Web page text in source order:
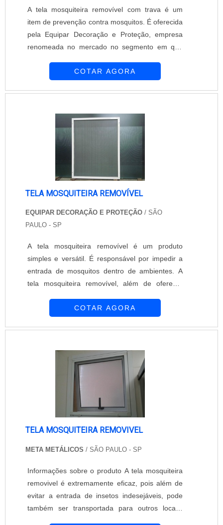
A tela mosquiteira removível com trava é um
item de prevenção contra mosquitos. É oferecida
pela Equipar Decoração e Proteção, empresa
renomeada no mercado no segmento em que
um acessório prático que pode ser retirada
a tela mosquiteira removível com tr...
COTAR AGORA
TELA MOSQUITEIRA REMOVÍVEL
EQUIPAR DECORAÇÃO E PROTEÇÃO / SÃO
PAULO - SP
A tela mosquiteira removível é um produto
simples e versátil. É responsável por impedir a
entrada de mosquitos dentro de ambientes. A
tela mosquiteira removível, além de oferecer
dos ambientes. A Equipar Decoração e Proteção
Obtenha a tela mosquiteira removível e...
COTAR AGORA
TELA MOSQUITEIRA REMOVIVEL
META METÁLICOS / SÃO PAULO - SP
Informações sobre o produto A tela mosquiteira
removivel é extremamente eficaz, pois além de
evitar a entrada de insetos indesejáveis, pode
também ser transportada para outros locais,